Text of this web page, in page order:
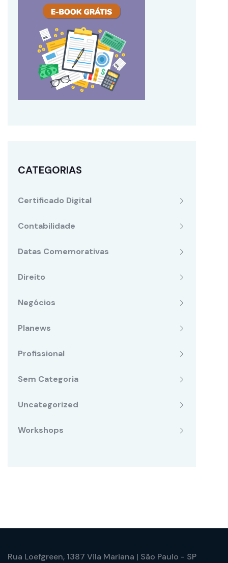
CATEGORIAS
Certificado Digital
Contabilidade
Datas Comemorativas
Direito
Negócios
Planews
Profissional
Sem Categoria
Uncategorized
Workshops
Rua Loefgreen, 1387 Vila Mariana | São Paulo - SP